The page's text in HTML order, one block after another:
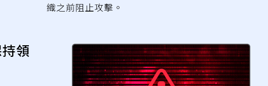
織之前阻止攻擊。
領